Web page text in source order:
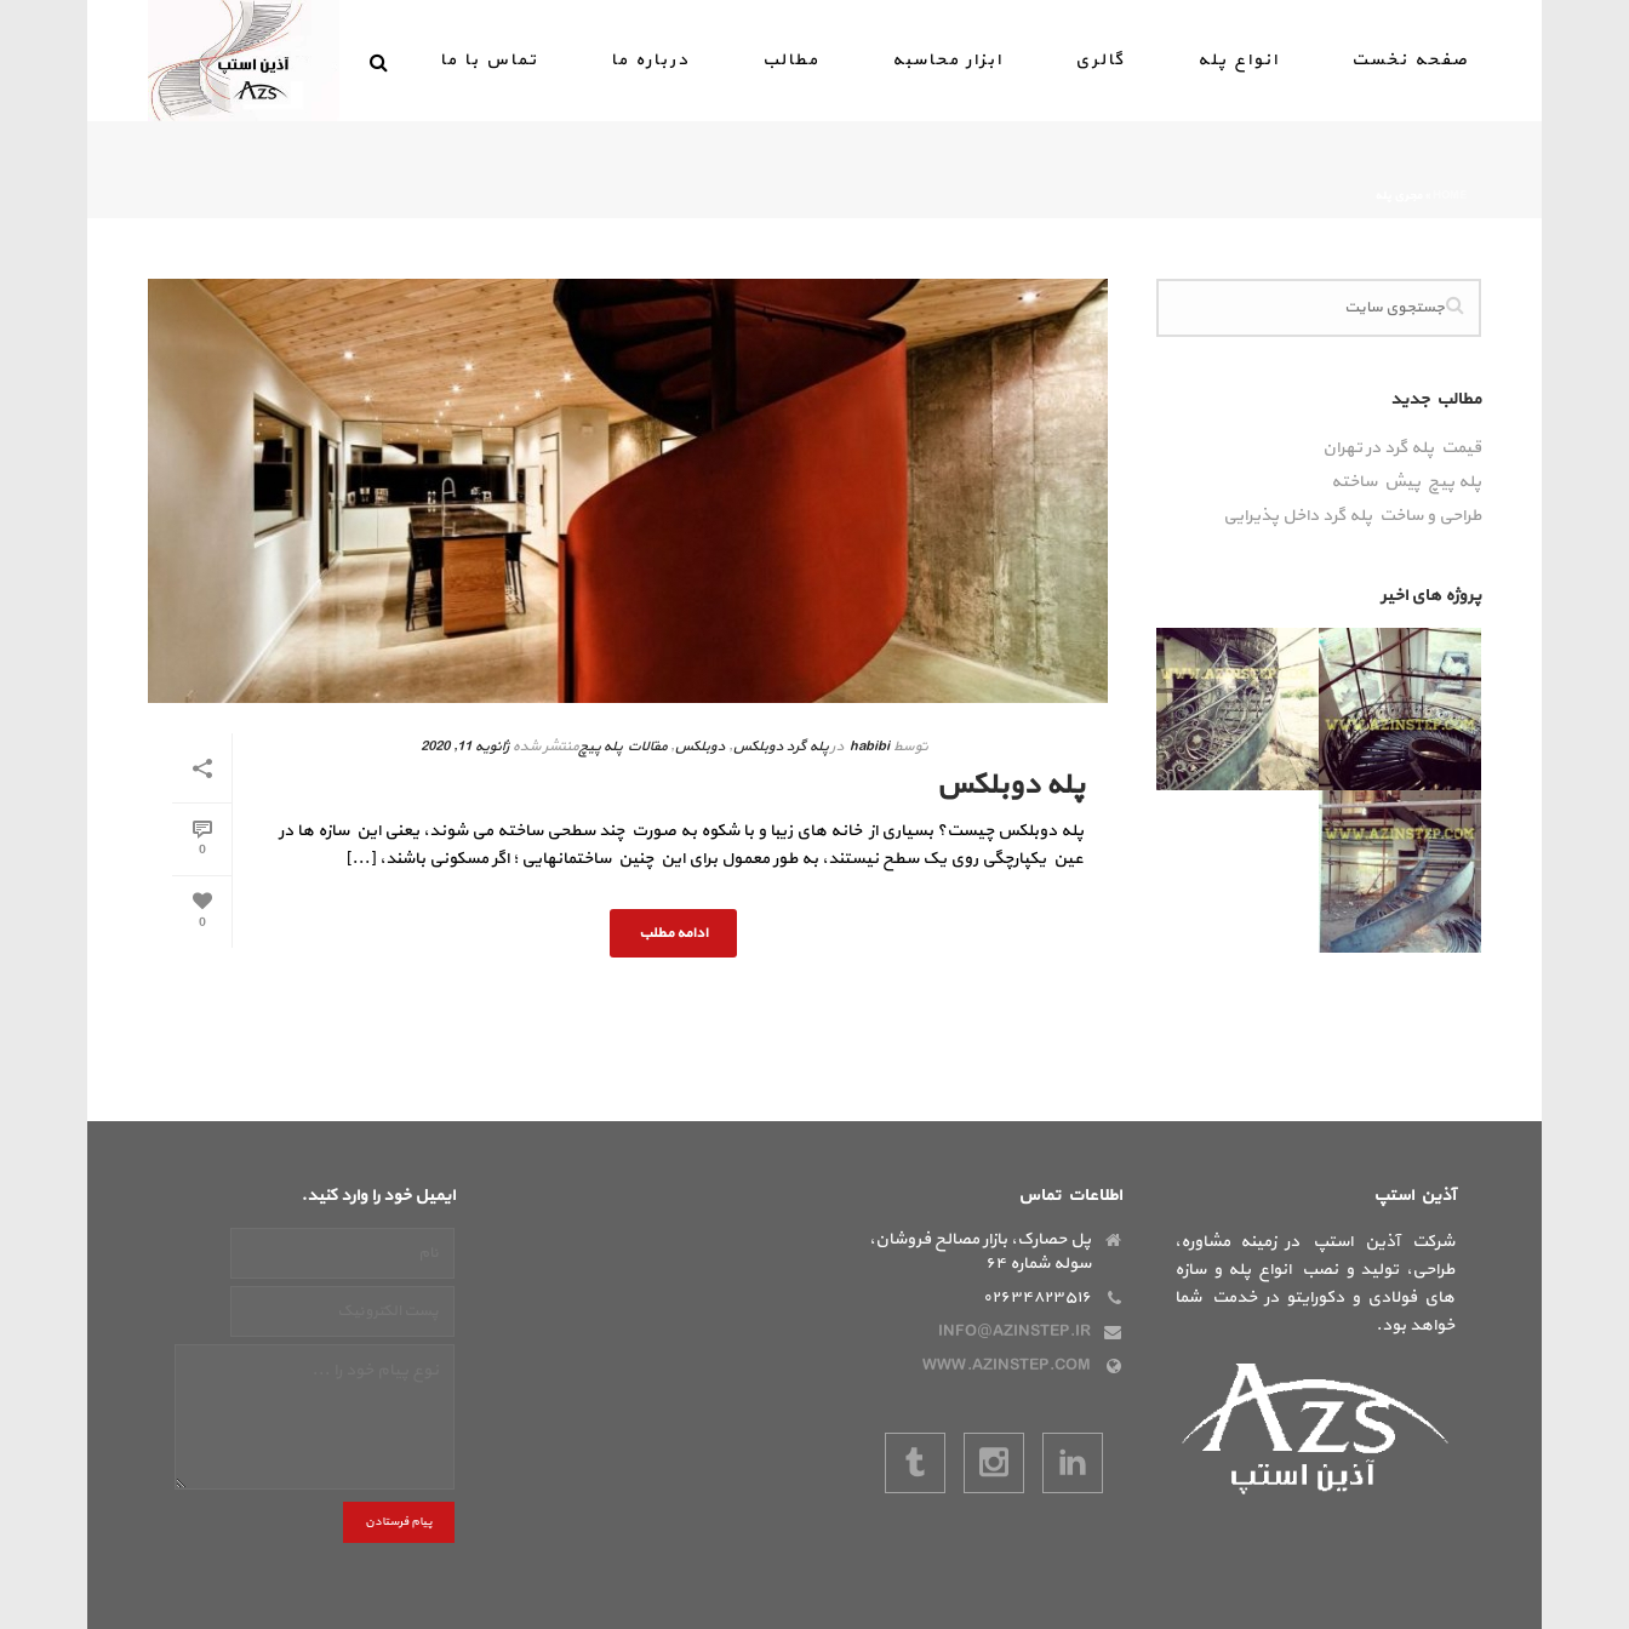
صفحه نخست انواع پله گالری ابزار محاسبه مطالب درباره ما تماس با ما
0
0
توسط habibi درپله گرد دوبلکس,دوبلکس,مقالات پله پیچمنتشر شده ژانویه 11, 2020
پله دوبلکس
پله دوبلکس چیست؟ بسیاری از خانه های زیبا و با شکوه به صورت چند سطحی ساخته می شوند، یعنی این سازه ها در
عین یکپارچگی روی یک سطح نیستند، به طور معمول برای این چنین ساختمانهایی ؛ اگر مسکونی باشند، [...]
ادامه مطلب
مطالب جدید
قیمت پله گرد در تهران
پله پیچ پیش‌ ساخته
طراحی و ساخت پله گرد داخل پذیرایی
پروژه های اخیر
ایمیل خود را وارد کنید.
پیام فرستادن
اطلاعات تماس
پل حصارک، بازار مصالح فروشان،
سوله شماره ۶۴
۰۲۶۳۴۸۲۳۵۱۶
INFO@AZINSTEP.IR
WWW.AZINSTEP.COM
آذین استپ
شرکت آذین استپ در زمینه مشاوره،
طراحی، تولید و نصب انواع پله و سازه
های فولادی و دکورایتو در خدمت شما
خواهد بود.